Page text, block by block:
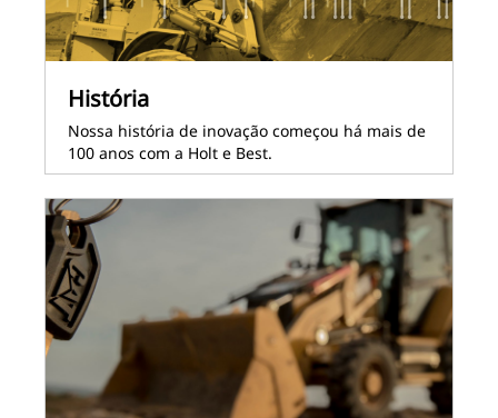
História
Nossa história de inovação começou há mais de
100 anos com a Holt e Best.